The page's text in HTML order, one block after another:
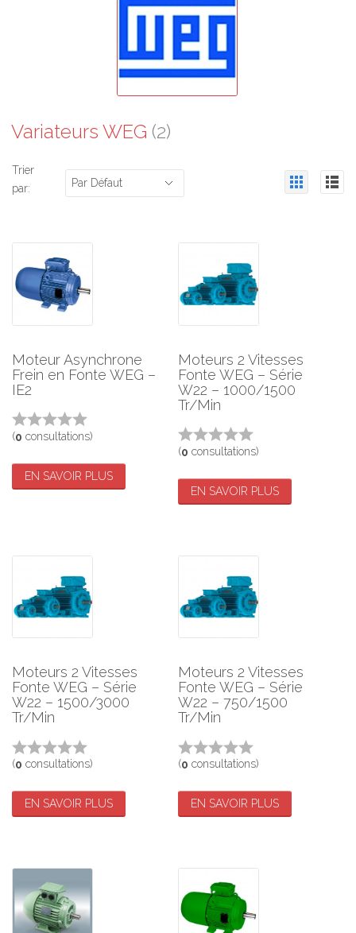
Variateurs WEG (2)
Trier
par:
Par Défaut
Moteur Asynchrone
Frein en Fonte WEG –
IE2
(0 consultations)
EN SAVOIR PLUS
Moteurs 2 Vitesses
Fonte WEG – Série
W22 – 1000/1500
Tr/Min
(0 consultations)
EN SAVOIR PLUS
Moteurs 2 Vitesses
Fonte WEG – Série
W22 – 1500/3000
Tr/Min
(0 consultations)
EN SAVOIR PLUS
Moteurs 2 Vitesses
Fonte WEG – Série
W22 – 750/1500
Tr/Min
(0 consultations)
EN SAVOIR PLUS